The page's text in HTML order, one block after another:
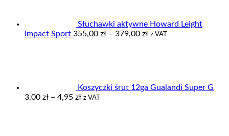
Słuchawki aktywne Howard Leight
Impact Sport 355,00 zł – 379,00 złZakres
z VAT
Koszyczki śrut 12ga Gualandi Super G
3,00 zł – 4,95 złZakres
z VAT